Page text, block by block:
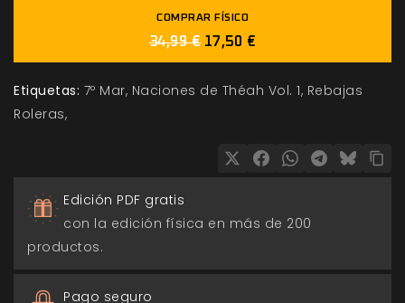
COMPRAR FÍSICO
34,99 € 17,50 €
Etiquetas: 7º Mar Naciones de Théah Vol. 1 Rebajas
Roleras
Edición PDF gratis
con la edición física en más de 200
productos.
Pago seguro